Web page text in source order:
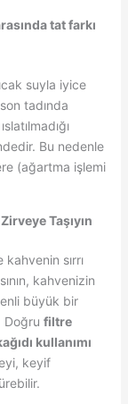
tat farkı
suyla iyice
tadında
Bu nedenle
(ağartma işlemi
Taşıyın
sırrı
kahvenizin
büyük bir
Doğru filtre
kullanımı
keyif